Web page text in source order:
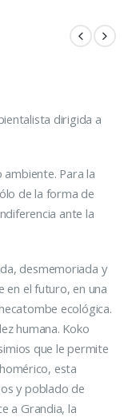
dirigida a
Para la
de la forma de
ante la
desmemoriada y
en el futuro, en una
ecológica.
humana. Koko
que le permite
esta
y poblado de
a Grandia, la